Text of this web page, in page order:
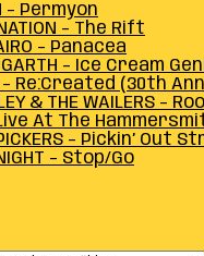
– Permyon
– The Rift
– Panacea
– Ice Cream
– Re:Created (30th
& THE WAILERS –
At The
– Pickin’ Out
– Stop/Go